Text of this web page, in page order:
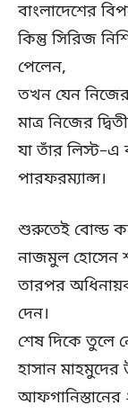
বাংলাদেশের
কিন্তু সিরিজ
পেলেন,
তখন যেন
মাত্র নিজের
যা তাঁর লিস্ট–এ
পারফরম্যান্স।
শুরুতেই বোল্ড
নাজমুল হোসেন
তারপর
দেন।
শেষ দিকে তুলে
হাসান মাহমুদের
আফগানিস্তানের